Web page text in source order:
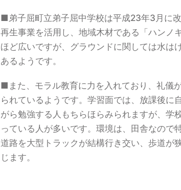
■弟子屈町立弟子屈中学校は平成23年3月に
再生事業を活用し、地域木材である「ハンノ
ほど広いですが、グラウンドに関しては水は
あるようです。
■また、モラル教育に力を入れており、礼儀
られているようです。学習面では、放課後に
がら勉強する人もちらほらみられますが、学
っている人が多いです。環境は、田舎なので
道路を大型トラックが結構行き交い、歩道が
じます。